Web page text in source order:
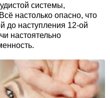
системы,
настолько опасно, что
до наступления 12-ой
настоятельно